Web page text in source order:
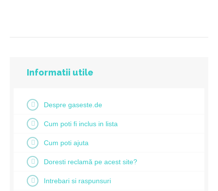
Informatii utile
Despre gaseste.de
Cum poti fi inclus in lista
Cum poti ajuta
Doresti reclamă pe acest site?
Intrebari si raspunsuri